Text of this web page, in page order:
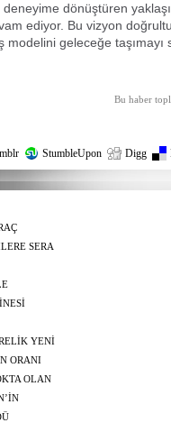
dönüştüren
ediyor. Bu vizyon
geleceğe taşımayı
Bu haber
StumbleUpon Digg
SERA
YENİ
ORANI
OLAN